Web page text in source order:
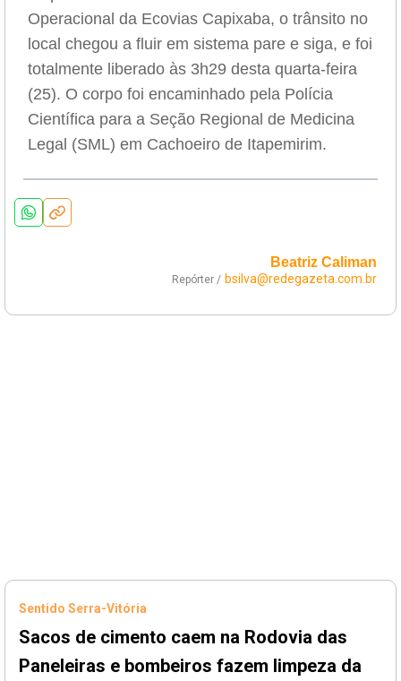
Operacional da Ecovias Capixaba, o trânsito no
local chegou a fluir em sistema pare e siga, e foi
totalmente liberado às 3h29 desta quarta-feira
(25). O corpo foi encaminhado pela Polícia
Científica para a Seção Regional de Medicina
Legal (SML) em Cachoeiro de Itapemirim.
Beatriz Caliman
Repórter / bsilva@redegazeta.com.br
Sentido Serra-Vitória
Sacos de cimento caem na Rodovia das
Paneleiras e bombeiros fazem limpeza da